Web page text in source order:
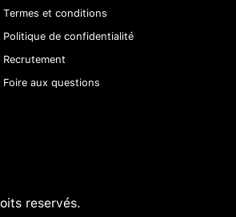
Termes et conditions
Politique de confidentialité
Recrutement
Foire aux questions
reservés.